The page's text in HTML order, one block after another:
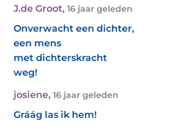
J.de Groot, 16 jaar geleden
Onverwacht een dichter,
een mens
met dichterskracht
weg!
josiene, 16 jaar geleden
Gráág las ik hem!